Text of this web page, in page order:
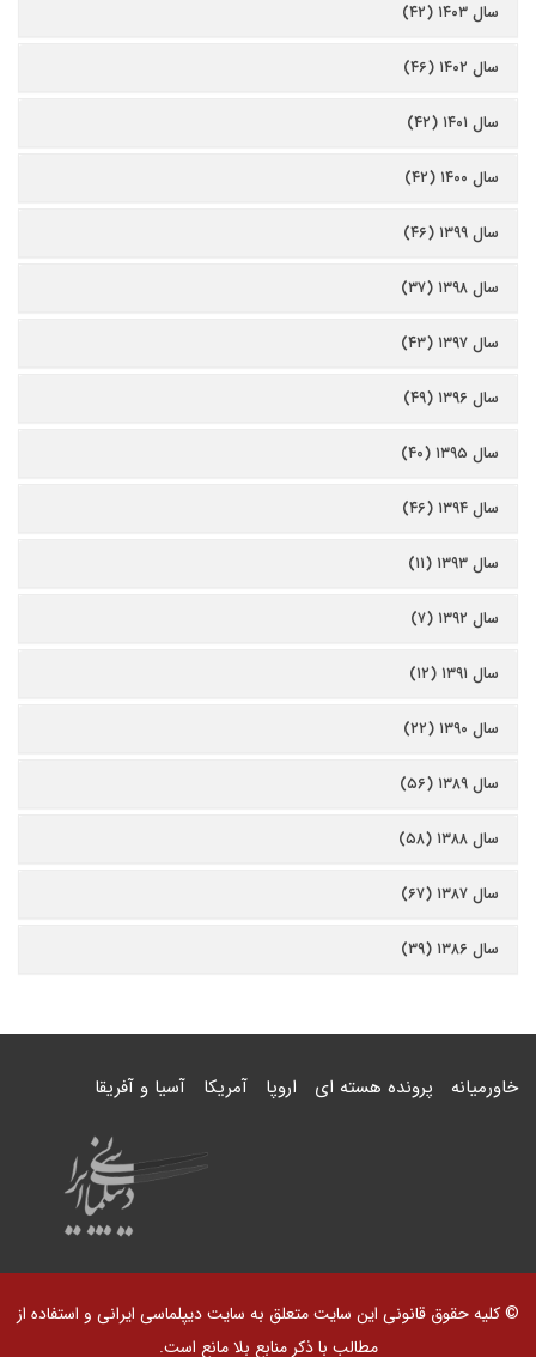
سال ۱۴۰۳ (۴۲)
سال ۱۴۰۲ (۴۶)
سال ۱۴۰۱ (۴۲)
سال ۱۴۰۰ (۴۲)
سال ۱۳۹۹ (۴۶)
سال ۱۳۹۸ (۳۷)
سال ۱۳۹۷ (۴۳)
سال ۱۳۹۶ (۴۹)
سال ۱۳۹۵ (۴۰)
سال ۱۳۹۴ (۴۶)
سال ۱۳۹۳ (۱۱)
سال ۱۳۹۲ (۷)
سال ۱۳۹۱ (۱۲)
سال ۱۳۹۰ (۲۲)
سال ۱۳۸۹ (۵۶)
سال ۱۳۸۸ (۵۸)
سال ۱۳۸۷ (۶۷)
سال ۱۳۸۶ (۳۹)
خاورمیانه پرونده هسته ای اروپا آمریکا آسیا و آفریقا
© کلیه حقوق قانونی این سایت متعلق به سایت دیپلماسی ایرانی و استفاده از
مطالب با ذکر منابع بلا مانع است.